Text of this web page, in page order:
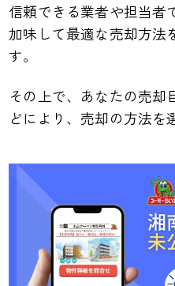
信頼できる業者や担当者
加味して最適な売却方法
す。
その上で、あなたの売却
どにより、売却の方法を